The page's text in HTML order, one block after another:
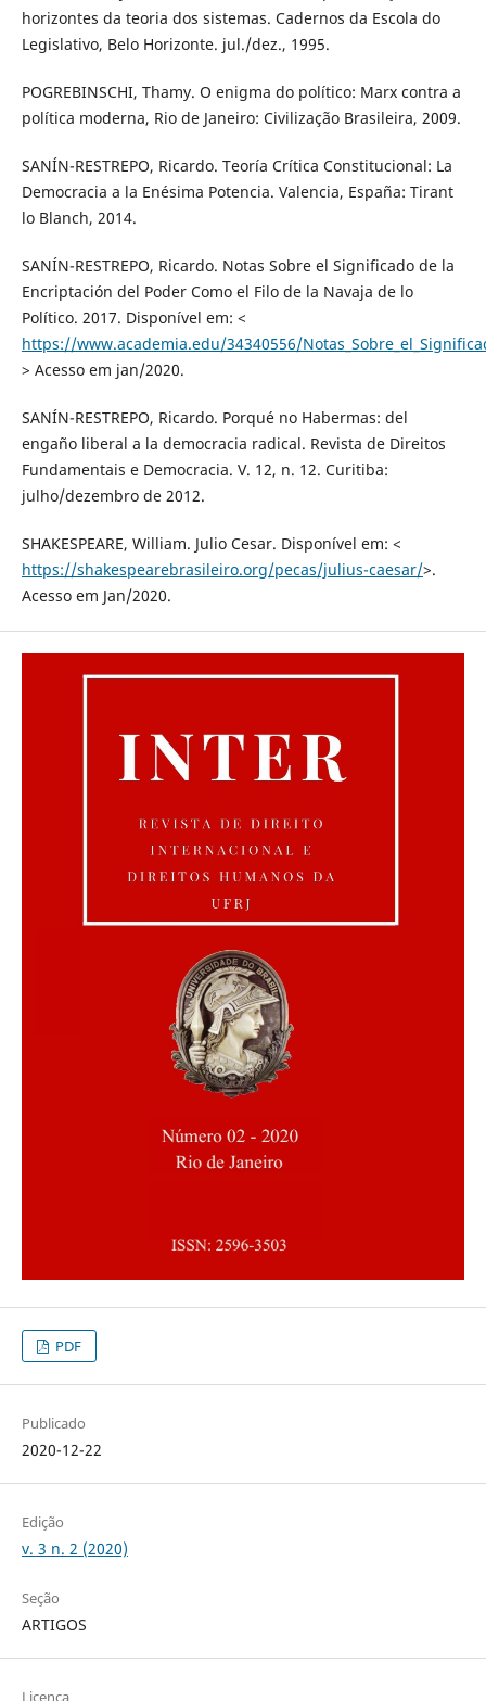
horizontes da teoria dos sistemas. Cadernos da Escola do
Legislativo, Belo Horizonte. jul./dez., 1995.
POGREBINSCHI, Thamy. O enigma do político: Marx contra a
política moderna, Rio de Janeiro: Civilização Brasileira, 2009.
SANÍN-RESTREPO, Ricardo. Teoría Crítica Constitucional: La
Democracia a la Enésima Potencia. Valencia, España: Tirant
lo Blanch, 2014.
SANÍN-RESTREPO, Ricardo. Notas Sobre el Significado de la
Encriptación del Poder Como el Filo de la Navaja de lo
Político. 2017. Disponível em: <
https://www.academia.edu/34340556/
> Acesso em jan/2020.
SANÍN-RESTREPO, Ricardo. Porqué no Habermas: del
engaño liberal a la democracia radical. Revista de Direitos
Fundamentais e Democracia. V. 12, n. 12. Curitiba:
julho/dezembro de 2012.
SHAKESPEARE, William. Julio Cesar. Disponível em: <
https://shakespearebrasileiro.org/pecas/julius-caesar/>.
Acesso em Jan/2020.
PDF
Publicado
2020-12-22
Edição
v. 3 n. 2 (2020)
Seção
ARTIGOS
Licença